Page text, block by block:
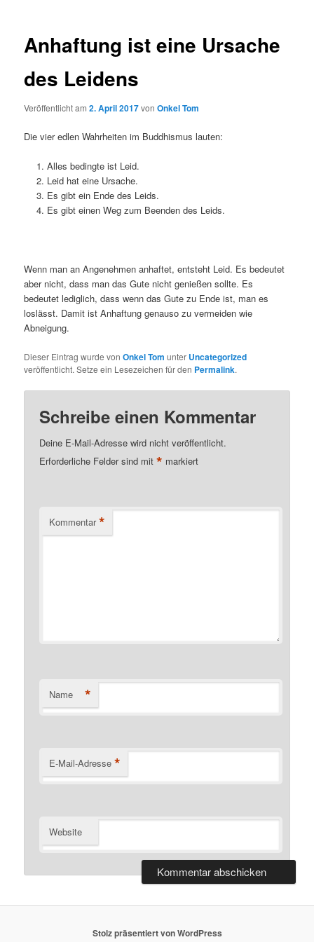
Anhaftung ist eine Ursache
des Leidens
Veröffentlicht am2. April 2017vonOnkel Tom
Die vier edlen Wahrheiten im Buddhismus lauten:
Alles bedingte ist Leid.
Leid hat eine Ursache.
Es gibt ein Ende des Leids.
Es gibt einen Weg zum Beenden des Leids.
Wenn man an Angenehmen anhaftet, entsteht Leid. Es bedeutet
aber nicht, dass man das Gute nicht genießen sollte. Es
bedeutet lediglich, dass wenn das Gute zu Ende ist, man es
loslässt. Damit ist Anhaftung genauso zu vermeiden wie
Abneigung.
Dieser Eintrag wurde vonOnkel Tom unter Uncategorized
veröffentlicht. Setze ein Lesezeichen für den Permalink.
Schreibe einen Kommentar
Deine E-Mail-Adresse wird nicht veröffentlicht.
Erforderliche Felder sind mit* markiert
Kommentar *
Name *
E-Mail-Adresse *
Website
Stolz präsentiert von WordPress